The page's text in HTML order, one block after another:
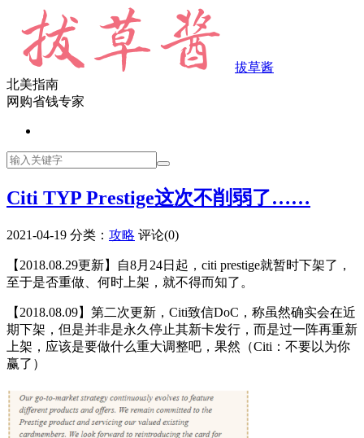
拔草酱
北美指南
网购省钱专家
Citi TYP Prestige这次不削弱了……
2021-04-19 分类： 攻略 评论(0)
【2018.08.29更新】自8月24日起，citi prestige就暂时下架了，
至于是否重做、何时上架，就不得而知了。
【2018.08.09】第二次更新，Citi致信DoC，称虽然确实会在近
期下架，但是并非是永久停止其新卡发行，而是过一阵再重新
上架，应该是要做什么重大调整吧，果然（Citi：不要以为你
赢了）